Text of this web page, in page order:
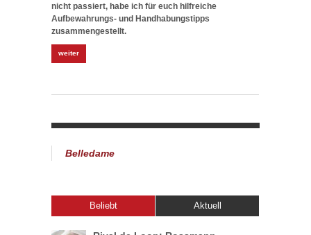
nicht passiert, habe ich für euch hilfreiche
Aufbewahrungs- und Handhabungstipps
zusammengestellt.
weiter
Belledame
Beliebt Aktuell